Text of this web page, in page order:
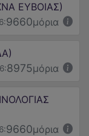
ΕΥΒΟΙΑΣ)
9660μόρια
8975μόρια
9660μόρια